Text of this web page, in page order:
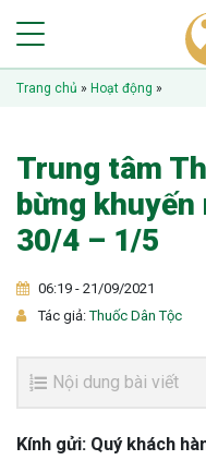
Trang chủ » Hoạt động »
Trung tâm
bừng
30/4 – 1/5
06:19 - 21/09/2021
Tác giả:Thuốc Dân Tộc
Nội dung bài viết
Kính gửi: Quý khách